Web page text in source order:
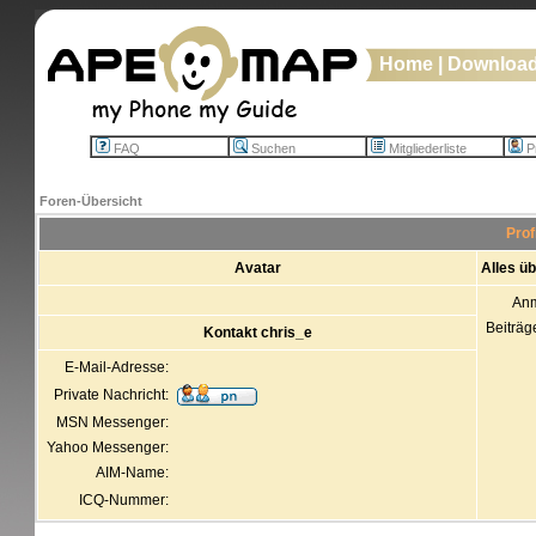
Home
FAQ Suchen Mitgliederliste
Foren-Übersicht
Avatar Alles
Kontakt chris_e
E-Mail-Adresse:
Private Nachricht:
MSN Messenger:
Yahoo Messenger:
AIM-Name:
ICQ-Nummer: